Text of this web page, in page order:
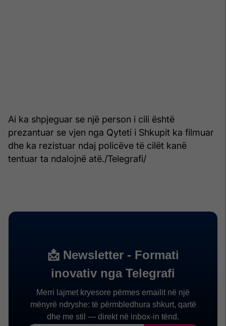
Ai ka shpjeguar se një person i cili është
prezantuar se vjen nga Qyteti i Shkupit ka filmuar
dhe ka rezistuar ndaj policëve të cilët kanë
tentuar ta ndalojnë atë./Telegrafi/